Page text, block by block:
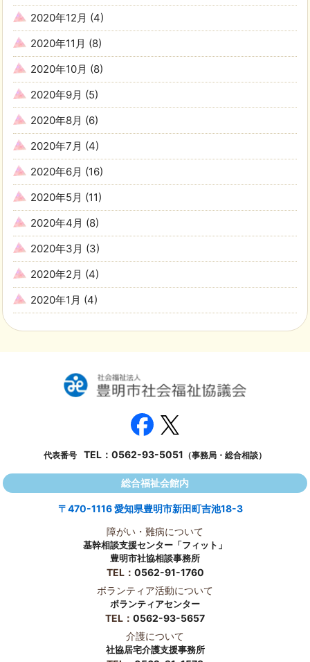
2020年12月 (4)
2020年11月 (8)
2020年10月 (8)
2020年9月 (5)
2020年8月 (6)
2020年7月 (4)
2020年6月 (16)
2020年5月 (11)
2020年4月 (8)
2020年3月 (3)
2020年2月 (4)
2020年1月 (4)
代表番号 TEL： 0562-93-5051 （事務局・総合相談）
総合福祉会館内
〒470-1116 愛知県豊明市新田町吉池18-3
障がい・難病について
基幹相談支援センター「フィット」
豊明市社協相談事務所
TEL： 0562-91-1760
ボランティア活動について
ボランティアセンター
TEL： 0562-93-5657
介護について
社協居宅介護支援事務所